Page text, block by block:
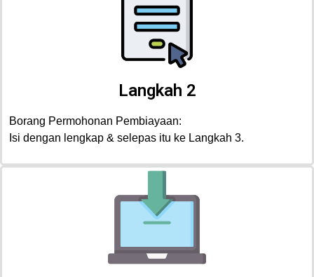
Langkah 2
Borang Permohonan Pembiayaan:
Isi dengan lengkap & selepas itu ke Langkah 3.